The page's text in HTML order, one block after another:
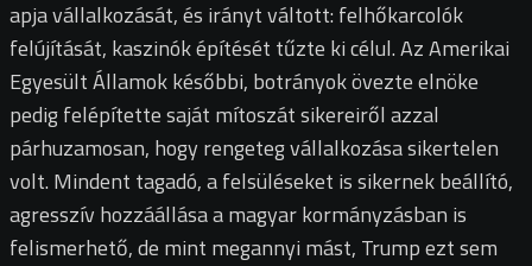
apja vállalkozását, és irányt váltott: felhőkarcolók
felújítását, kaszinók építését tűzte ki célul. Az Amerikai
Egyesült Államok későbbi, botrányok övezte elnöke
pedig felépítette saját mítoszát sikereiről azzal
párhuzamosan, hogy rengeteg vállalkozása sikertelen
volt. Mindent tagadó, a felsüléseket is sikernek beállító,
agresszív hozzáállása a magyar kormányzásban is
felismerhető, de mint megannyi mást, Trump ezt sem